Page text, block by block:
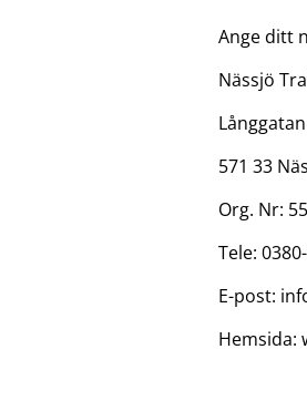
Ange ditt
Nässjö
571 33
Org. Nr:
Tele:
E-post:
Hemsida: